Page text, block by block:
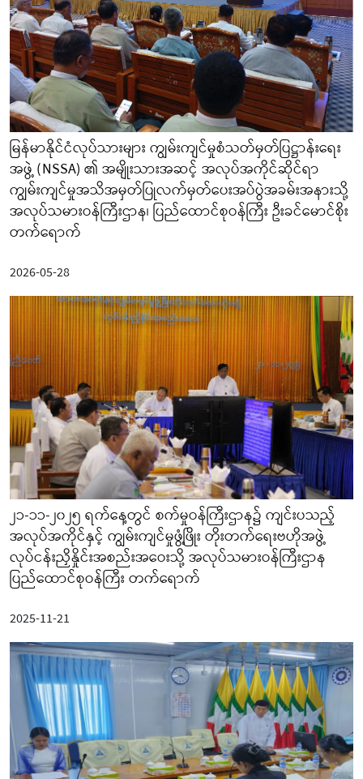
မြန်မာနိုင်ငံလုပ်သားများ ကျွမ်းကျင်မှုစံသတ်မှတ်ပြဋ္ဌာန်းရေး
အဖွဲ့ (NSSA) ၏ အမျိုးသားအဆင့် အလုပ်အကိုင်ဆိုင်ရာ
ကျွမ်းကျင်မှုအသိအမှတ်ပြုလက်မှတ်ပေးအပ်ပွဲအခမ်းအနားသို့
အလုပ်သမားဝန်ကြီးဌာန၊ ပြည်ထောင်စုဝန်ကြီး ဦးခင်မောင်စိုး
တက်ရောက်
2026-05-28
၂၁-၁၁-၂၀၂၅ ရက်နေ့တွင် စက်မှုဝန်ကြီးဌာန၌ ကျင်းပသည့်
အလုပ်အကိုင်နှင့် ကျွမ်းကျင်မှုဖွံ့ဖြိုး တိုးတက်ရေးဗဟိုအဖွဲ့
လုပ်ငန်းညှိနှိုင်းအစည်းအဝေးသို့ အလုပ်သမားဝန်ကြီးဌာန
ပြည်ထောင်စုဝန်ကြီး တက်ရောက်
2025-11-21